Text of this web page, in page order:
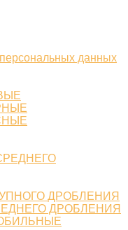
данных
ДРОБЛЕНИЯ
ДРОБЛЕНИЯ